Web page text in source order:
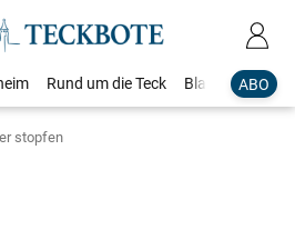
ABO
Rund um die Teck Blaulicht
stopfen